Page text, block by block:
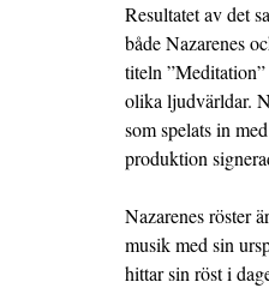
Resultatet av det
både Nazarenes
titeln
olika ljudvärldar.
som spelats in
produktion
Nazarenes röster
musik med sin
hittar sin röst i